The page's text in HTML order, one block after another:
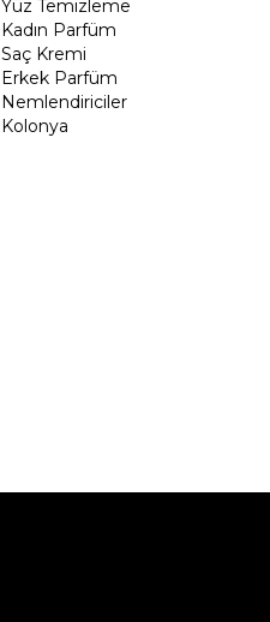
Yüz Temizleme
Kadın Parfüm
Saç Kremi
Erkek Parfüm
Nemlendiriciler
Kolonya